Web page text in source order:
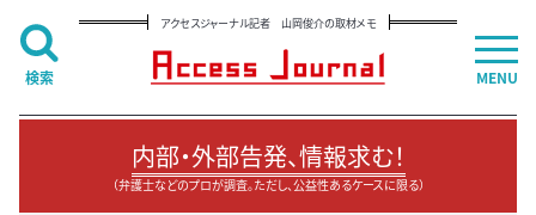
アクセスジャーナル記者 山岡俊介の取材メモ
内部・外部告発、情報求む！
（弁護士などのプロが調査。ただし、公益性あるケースに限る）
MENU
検索